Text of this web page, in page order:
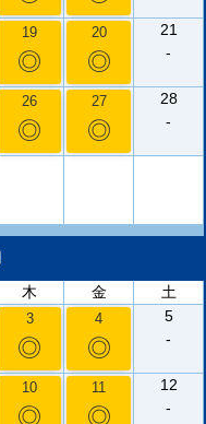
19
◎
20
◎
21
-
26
◎
27
◎
28
-
木 金 土
3
◎
4
◎
5
-
10
◎
11
◎
12
-